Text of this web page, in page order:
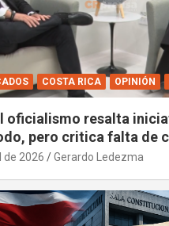
COSTA RICA OPINIÓN
oficialismo resalta
pero critica falta de
de 2026 Gerardo Ledezma